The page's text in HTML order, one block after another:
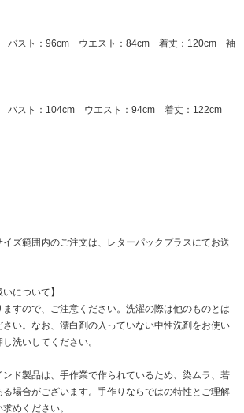
バスト：96cm ウエスト：84cm 着丈：120cm 袖
バスト：104cm ウエスト：94cm 着丈：122cm
ズ範囲内のご注文は、レターパックプラスにてお送
について】
すので、ご注意ください。洗濯の際は他のものとは
い。なお、漂白剤の入っていない中性洗剤をお使い
洗いしてください。
ド製品は、手作業で作られているため、染ムラ、若
場合がございます。手作りならではの特性とご理解
めください。